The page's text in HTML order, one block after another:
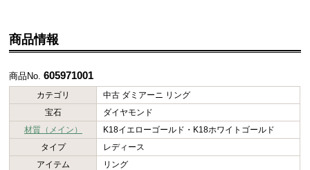
商品情報
商品No.605971001
カテゴリ
中古 ダミアーニ リング
宝石
ダイヤモンド
材質（メイン）
K18イエローゴールド・K18ホワイトゴールド
タイプ
レディース
アイテム
リング